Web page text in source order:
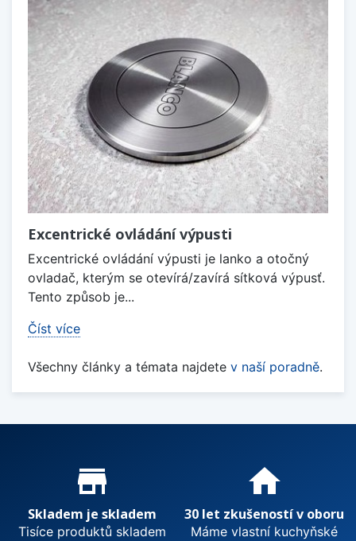
Excentrické ovládání výpusti
Excentrické ovládání výpusti je lanko a otočný
ovladač, kterým se otevírá/zavírá sítková výpusť.
Tento způsob je...
Číst více
Všechny články a témata najdete v naší poradně.
Proč nakupovat u nás?
store_mall_directory
Skladem je skladem
Tisíce produktů skladem
home
30 let zkušeností v oboru
Máme vlastní kuchyňské